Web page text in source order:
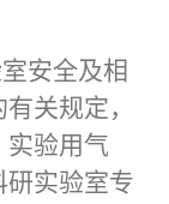
安全及相
关规定，
实验用气
研实验室专